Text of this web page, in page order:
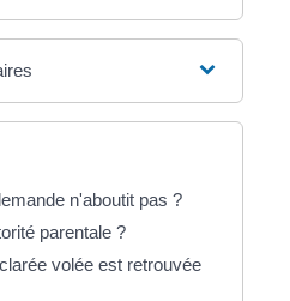
n'aboutit pas ?
parentale ?
volée est retrouvée